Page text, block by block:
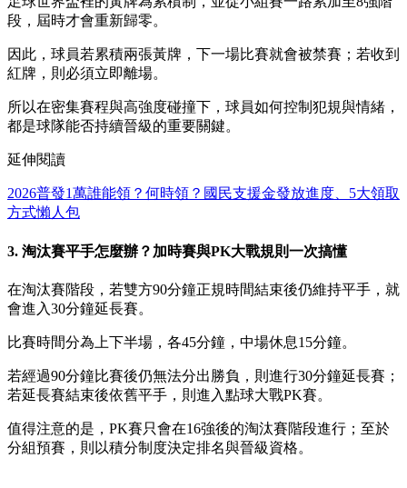
段，屆時才會重新歸零。
因此，球員若累積兩張黃牌，下一場比賽就會被禁賽；若收到
紅牌，則必須立即離場。
所以在密集賽程與高強度碰撞下，球員如何控制犯規與情緒，
都是球隊能否持續晉級的重要關鍵。
延伸閱讀
2026普發1萬誰能領？何時領？國民支援金發放進度、5大領取
方式懶人包
3. 淘汰賽平手怎麼辦？加時賽與PK大戰規則一次搞懂
在淘汰賽階段，若雙方90分鐘正規時間結束後仍維持平手，就
會進入30分鐘延長賽。
比賽時間分為上下半場，各45分鐘，中場休息15分鐘。
若經過90分鐘比賽後仍無法分出勝負，則進行30分鐘延長賽；
若延長賽結束後依舊平手，則進入點球大戰PK賽。
值得注意的是，PK賽只會在16強後的淘汰賽階段進行；至於
分組預賽，則以積分制度決定排名與晉級資格。